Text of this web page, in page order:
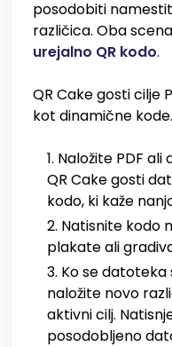
posodobiti
različica. Oba
urejalno QR kodo.
QR Cake gosti cilje
kot dinamične
Naložite PDF
QR Cake gosti
kodo, ki kaže
Natisnite kodo
plakate ali
Ko se datoteka
naložite novo
aktivni cilj.
posodobljeno